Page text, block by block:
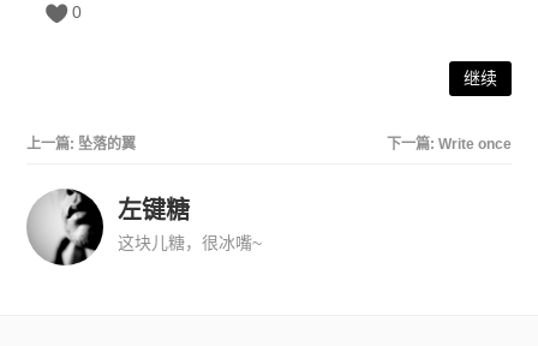
0
继续
上一篇: 坠落的翼 下一篇: Write once
左键糖
这块儿糖，很冰嘴~